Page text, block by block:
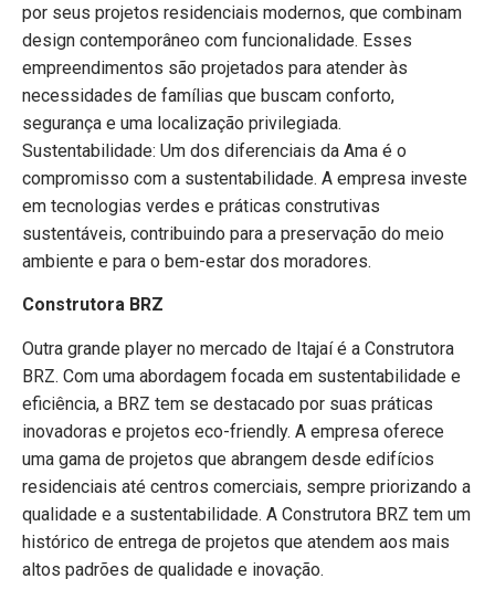
por seus projetos residenciais modernos, que combinam
design contemporâneo com funcionalidade. Esses
empreendimentos são projetados para atender às
necessidades de famílias que buscam conforto,
segurança e uma localização privilegiada.
Sustentabilidade: Um dos diferenciais da Ama é o
compromisso com a sustentabilidade. A empresa investe
em tecnologias verdes e práticas construtivas
sustentáveis, contribuindo para a preservação do meio
ambiente e para o bem-estar dos moradores.
Construtora BRZ
Outra grande player no mercado de Itajaí é a Construtora
BRZ. Com uma abordagem focada em sustentabilidade e
eficiência, a BRZ tem se destacado por suas práticas
inovadoras e projetos eco-friendly. A empresa oferece
uma gama de projetos que abrangem desde edifícios
residenciais até centros comerciais, sempre priorizando a
qualidade e a sustentabilidade. A Construtora BRZ tem um
histórico de entrega de projetos que atendem aos mais
altos padrões de qualidade e inovação.